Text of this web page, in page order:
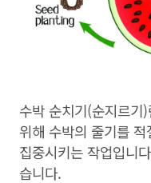
수박 순치기(순지르기
위해 수박의 줄기를
집중시키는 작업입니
습니다.